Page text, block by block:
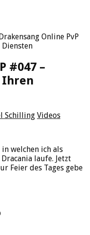
Online PvP
#047 –
Ihren
Schilling Videos
welchen ich als
laufe. Jetzt
Feier des Tages gebe